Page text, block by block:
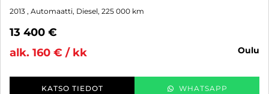
2013 , Automaatti, Diesel, 225 000 km
13 400 €
alk. 160 € / kk
oulu
KATSO TIEDOT WHATSAPP